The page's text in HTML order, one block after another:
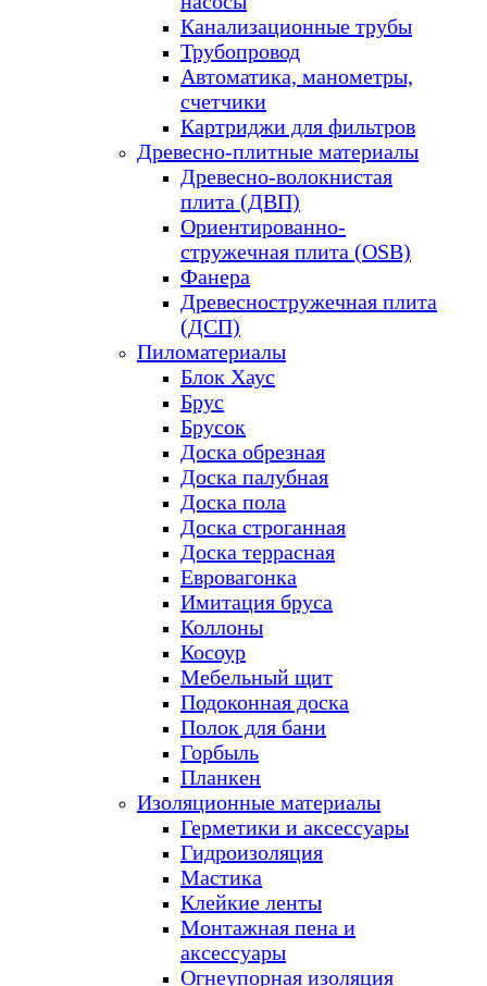
Канализационные трубы
Трубопровод
Автоматика, манометры,
счетчики
Картриджи для фильтров
Древесно-плитные материалы
Древесно-волокнистая
плита (ДВП)
Ориентированно-
стружечная плита (OSB)
Фанера
Древесностружечная плита
(ДСП)
Пиломатериалы
Блок Хаус
Брус
Брусок
Доска обрезная
Доска палубная
Доска пола
Доска строганная
Доска террасная
Евровагонка
Имитация бруса
Коллоны
Косоур
Мебельный щит
Подоконная доска
Полок для бани
Горбыль
Планкен
Изоляционные материалы
Герметики и аксессуары
Гидроизоляция
Мастика
Клейкие ленты
Монтажная пена и
аксессуары
Огнеупорная изоляция